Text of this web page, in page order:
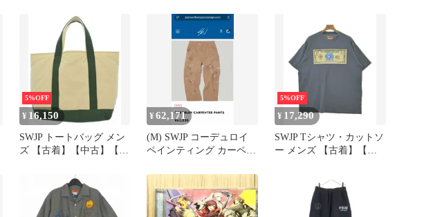
グパンツ メンズ L
5%OFF
¥ 16,150
SWJP トートバッグ メン
ズ 【古着】【中古】【送
¥62,171
(M) SWJP コーデュロイ
ペインティング カーペン
5%OFF
¥ 17,290
SWJP Tシャツ・カットソ
ー メンズ 【古着】【中